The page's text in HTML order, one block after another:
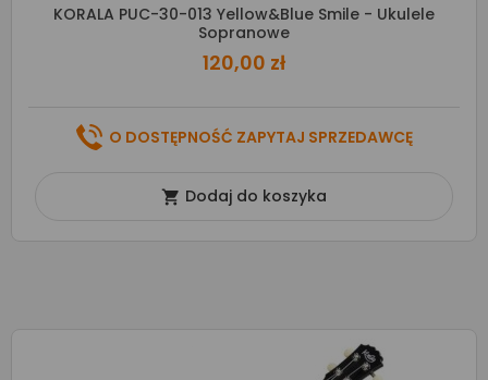
KORALA PUC-30-013 Yellow&Blue Smile - Ukulele
Sopranowe
120,00 zł
O DOSTĘPNOŚĆ ZAPYTAJ SPRZEDAWCĘ
 Dodaj do koszyka